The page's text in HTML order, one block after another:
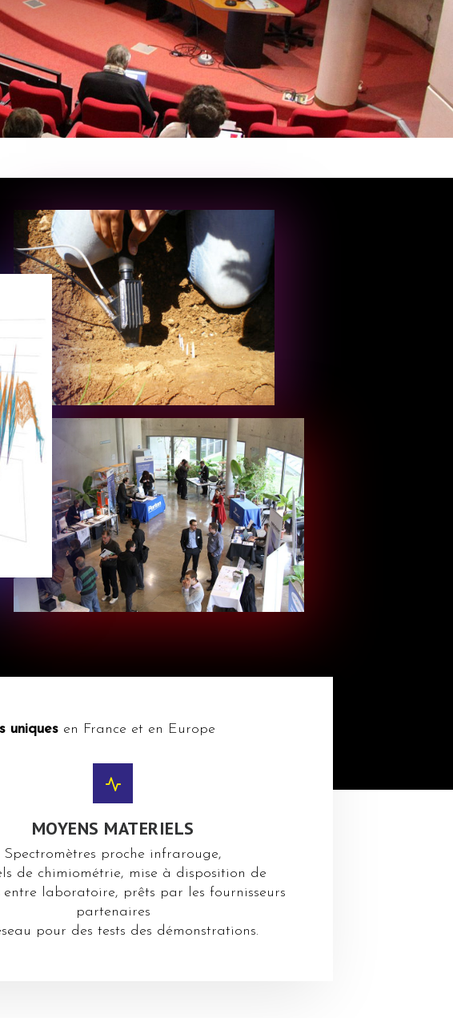
uniques en France et en Europe
MOYENS MATERIELS
Spectromètres proche infrarouge,
de chimiométrie, mise à disposition de
entre laboratoire, prêts par les fournisseurs
partenaires
pour des tests des démonstrations.